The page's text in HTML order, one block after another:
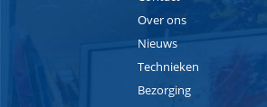
Over ons
Nieuws
Technieken
Bezorging